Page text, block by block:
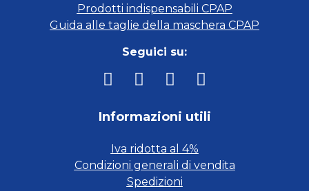
Prodotti indispensabili CPAP
Guida alle taglie della maschera CPAP
Seguici su:
Informazioni utili
Iva ridotta al 4%
Condizioni generali di vendita
Spedizioni